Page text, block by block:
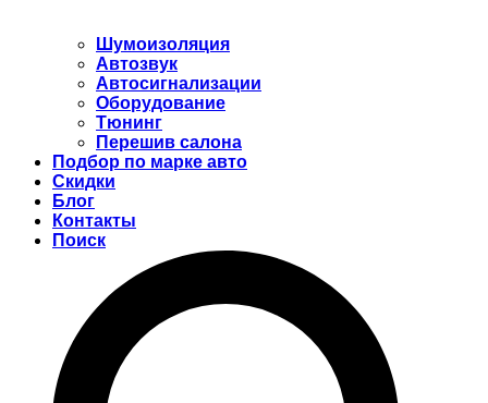
Шумоизоляция
Автозвук
Автосигнализации
Оборудование
Тюнинг
Перешив салона
Подбор по марке авто
Скидки
Блог
Контакты
Поиск